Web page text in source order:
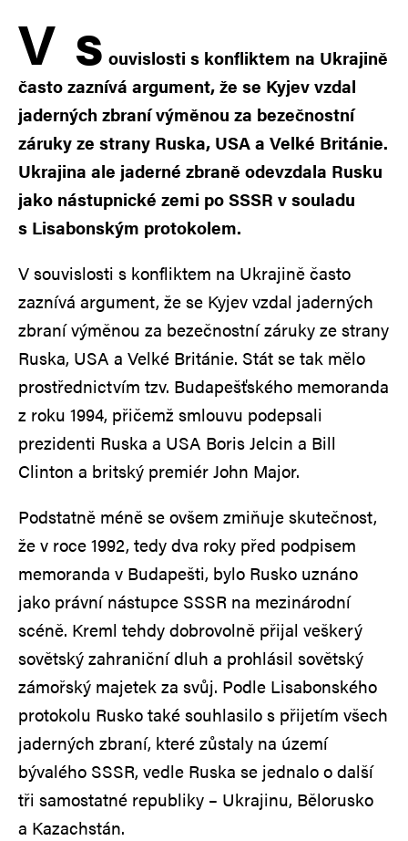
V s ouvislosti s konfliktem na Ukrajině
často zaznívá argument, že se Kyjev vzdal
jaderných zbraní výměnou za bezečnostní
záruky ze strany Ruska, USA a Velké Británie.
Ukrajina ale jaderné zbraně odevzdala Rusku
jako nástupnické zemi po SSSR v souladu
s Lisabonským protokolem.
V souvislosti s konfliktem na Ukrajině často
zaznívá argument, že se Kyjev vzdal jaderných
zbraní výměnou za bezečnostní záruky ze strany
Ruska, USA a Velké Británie. Stát se tak mělo
prostřednictvím tzv. Budapešťského memoranda
z roku 1994, přičemž smlouvu podepsali
prezidenti Ruska a USA Boris Jelcin a Bill
Clinton a britský premiér John Major.
Podstatně méně se ovšem zmiňuje skutečnost,
že v roce 1992, tedy dva roky před podpisem
memoranda v Budapešti, bylo Rusko uznáno
jako právní nástupce SSSR na mezinárodní
scéně. Kreml tehdy dobrovolně přijal veškerý
sovětský zahraniční dluh a prohlásil sovětský
zámořský majetek za svůj. Podle Lisabonského
protokolu Rusko také souhlasilo s přijetím všech
jaderných zbraní, které zůstaly na území
bývalého SSSR, vedle Ruska se jednalo o další
tři samostatné republiky – Ukrajinu, Bělorusko
a Kazachstán.